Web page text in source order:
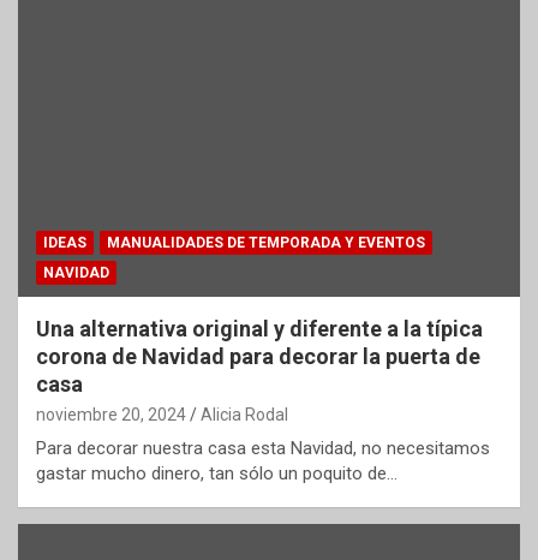
IDEAS
MANUALIDADES DE TEMPORADA Y EVENTOS
NAVIDAD
Una alternativa original y diferente a la típica
corona de Navidad para decorar la puerta de
casa
noviembre 20, 2024 Alicia Rodal
Para decorar nuestra casa esta Navidad, no necesitamos
gastar mucho dinero, tan sólo un poquito de…